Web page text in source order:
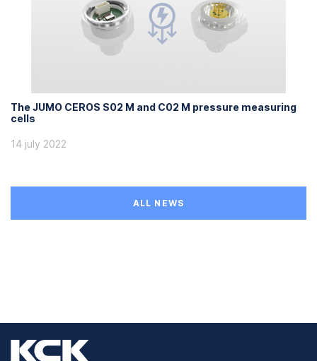
The JUMO CEROS S02 M and C02 M pressure measuring
cells
14 july 2022
ALL NEWS